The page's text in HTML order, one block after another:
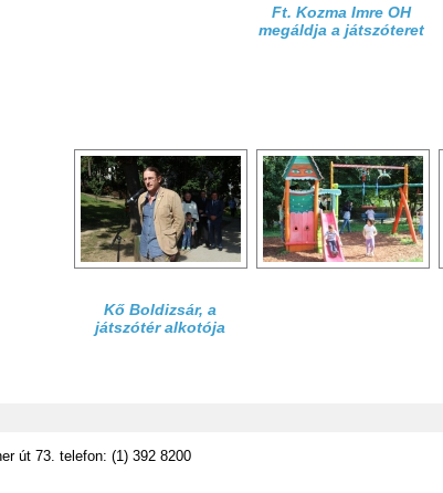
Ft. Kozma Imre OH
megáldja a játszóteret
Kő Boldizsár, a
játszótér alkotója
út 73. telefon: (1) 392 8200